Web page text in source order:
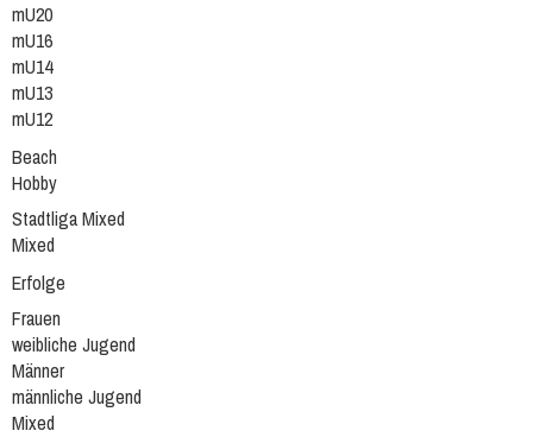
mU20
mU16
mU14
mU13
mU12
Beach
Hobby
Stadtliga Mixed
Mixed
Erfolge
Frauen
weibliche Jugend
Männer
männliche Jugend
Mixed